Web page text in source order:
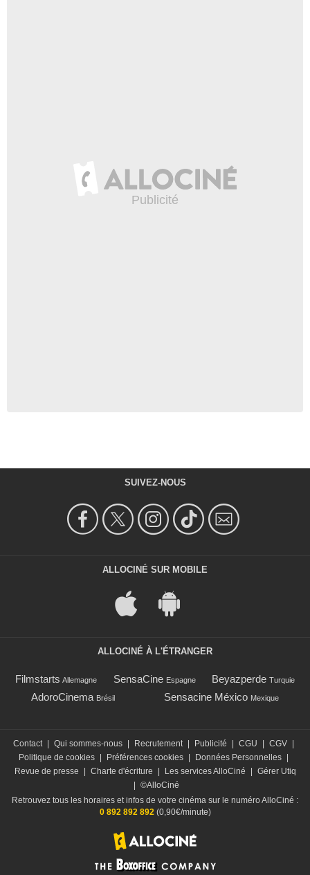
SUIVEZ-NOUS
ALLOCINÉ SUR MOBILE
ALLOCINÉ À L'ÉTRANGER
Filmstarts Allemagne SensaCine Espagne Beyazperde Turquie
AdoroCinema Brésil Sensacine México Mexique
Contact Qui sommes-nous Recrutement Publicité CGU CGV
Politique de cookies
Préférences cookies Données Personnelles
Revue de presse
Charte d'écriture Les services AlloCiné
Gérer Utiq
©AlloCiné
Retrouvez tous les horaires et infos de votre cinéma sur le numéro AlloCiné :
0 892 892 892(0,90€/minute)